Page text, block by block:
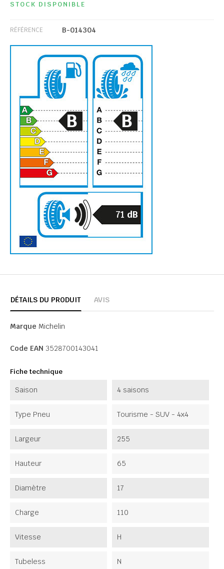
STOCK DISPONIBLE
RÉFÉRENCE B-014304
B B
71 dB
DÉTAILS DU PRODUIT AVIS
Marque Michelin
Code EAN 3528700143041
Fiche technique
Saison 4 saisons
Type Pneu Tourisme - SUV - 4x4
Largeur 255
Hauteur 65
Diamètre 17
Charge 110
Vitesse H
Tubeless N